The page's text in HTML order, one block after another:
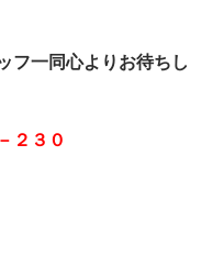
フ一同心よりお待ちし
２３０